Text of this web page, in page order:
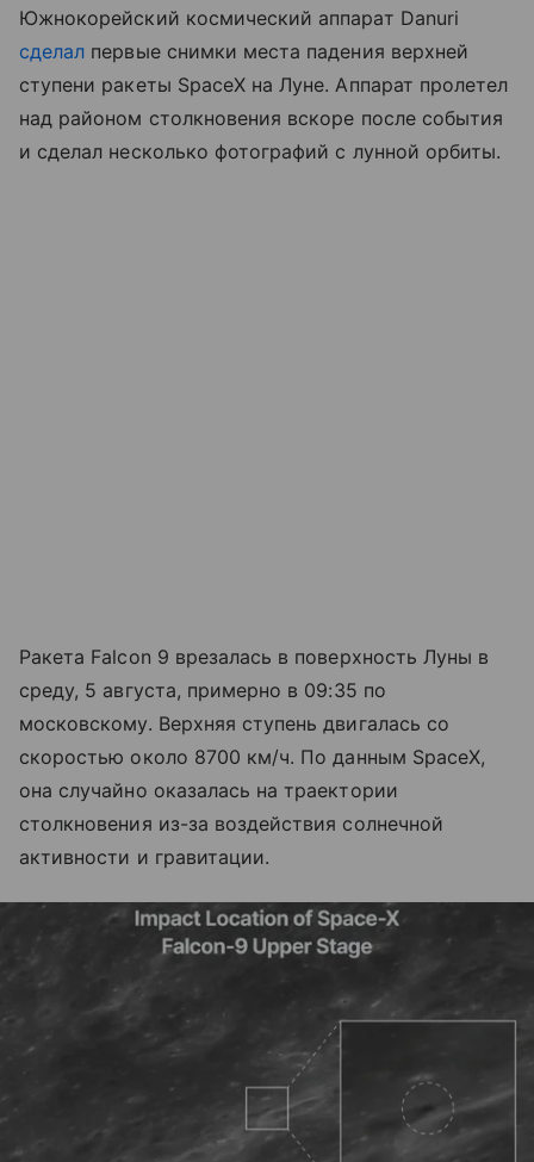
Южнокорейский космический аппарат Danuri
сделал первые снимки места падения верхней
ступени ракеты SpaceX на Луне. Аппарат пролетел
над районом столкновения вскоре после события
и сделал несколько фотографий с лунной орбиты.
Ракета Falcon 9 врезалась в поверхность Луны в
среду, 5 августа, примерно в 09:35 по
московскому. Верхняя ступень двигалась со
скоростью около 8700 км/ч. По данным SpaceX,
она случайно оказалась на траектории
столкновения из-за воздействия солнечной
активности и гравитации.